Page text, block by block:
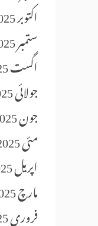
اکتوبر 2025
ستمبر 2025
اگست 2025
جولائی 2025
جون 2025
مئی 2025
اپریل 2025
مارچ 2025
فروری 2025